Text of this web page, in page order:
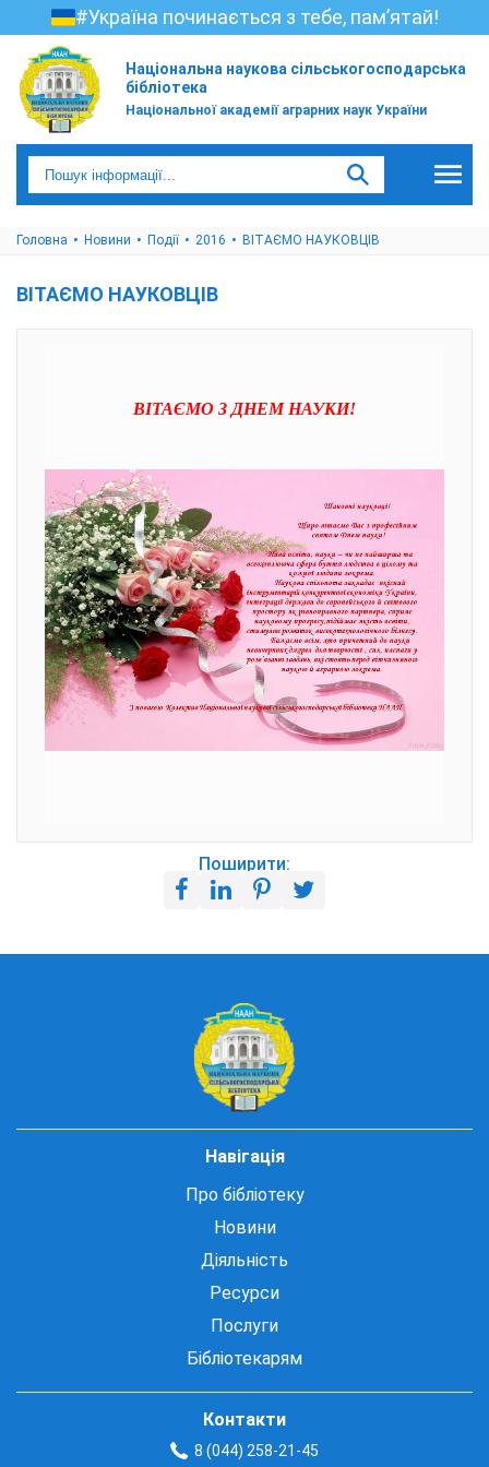
#Україна починається з тебе, пам’ятай!
Національна наукова сільськогосподарська
бібліотека
Національної академії аграрних наук України
Головна Новини Події 2016 ВІТАЄМО НАУКОВЦІВ
ВІТАЄМО НАУКОВЦІВ
ВІТАЄМО З ДНЕМ НАУКИ!
Поширити:
Навігація
Про бібліотеку
Новини
Діяльність
Ресурси
Послуги
Бібліотекарям
Контакти
8 (044) 258-21-45